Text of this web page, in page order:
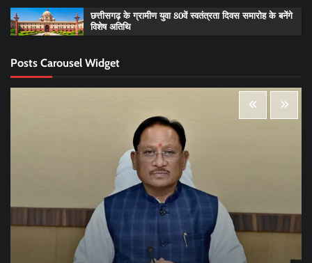
छत्तीसगढ़ के ग्रामीण युवा 80वें स्वतंत्रता दिवस समारोह के बनेंगे
विशेष अतिथि
Posts Carousel Widget